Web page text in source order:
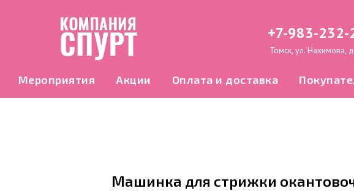
+7-983-232-
Томск, ул. Нахимова,
Мероприятия Акции Оплата и доставка
Машинка для стрижки